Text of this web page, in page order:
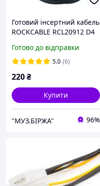
Готовий інсертний кабель
ROCKCABLE RCL20912 D4
Готово до відправки
5.0 (6)
220₴
Купити
"МУЗ.БІРЖА" 96%